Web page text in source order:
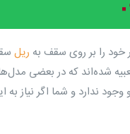
خود را بر روی سقف به ریل
شده‌اند که در بعضی
و شما اگر نیاز به